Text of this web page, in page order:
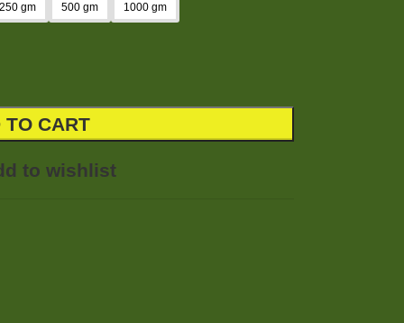
gm 500 gm 1000 gm
TO CART
to wishlist